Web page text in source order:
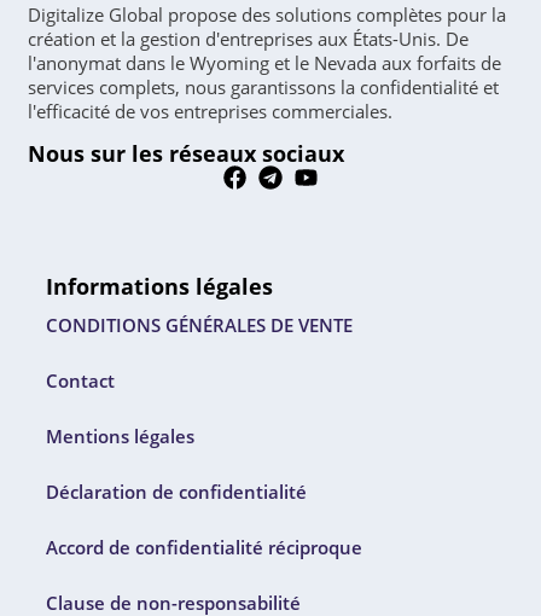
Digitalize Global propose des solutions complètes pour la
création et la gestion d'entreprises aux États-Unis. De
l'anonymat dans le Wyoming et le Nevada aux forfaits de
services complets, nous garantissons la confidentialité et
l'efficacité de vos entreprises commerciales.
Nous sur les réseaux sociaux
Informations légales
CONDITIONS GÉNÉRALES DE VENTE
Contact
Mentions légales
Déclaration de confidentialité
Accord de confidentialité réciproque
Clause de non-responsabilité